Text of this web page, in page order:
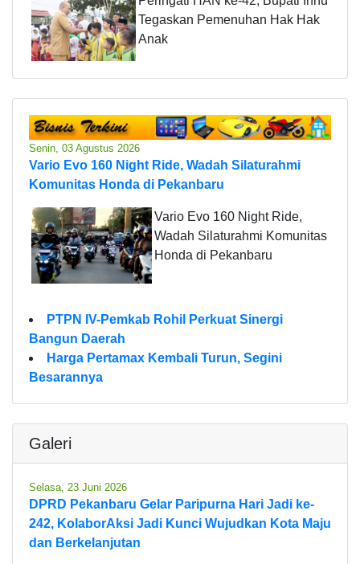
Tegaskan Pemenuhan Hak Hak
Anak
Senin, 03 Agustus 2026
Vario Evo 160 Night Ride, Wadah Silaturahmi
Komunitas Honda di Pekanbaru
Vario Evo 160 Night Ride,
Wadah Silaturahmi Komunitas
Honda di Pekanbaru
PTPN IV-Pemkab Rohil Perkuat Sinergi
Bangun Daerah
Harga Pertamax Kembali Turun, Segini
Besarannya
Galeri
Selasa, 23 Juni 2026
DPRD Pekanbaru Gelar Paripurna Hari Jadi ke-
242, KolaborAksi Jadi Kunci Wujudkan Kota Maju
dan Berkelanjutan